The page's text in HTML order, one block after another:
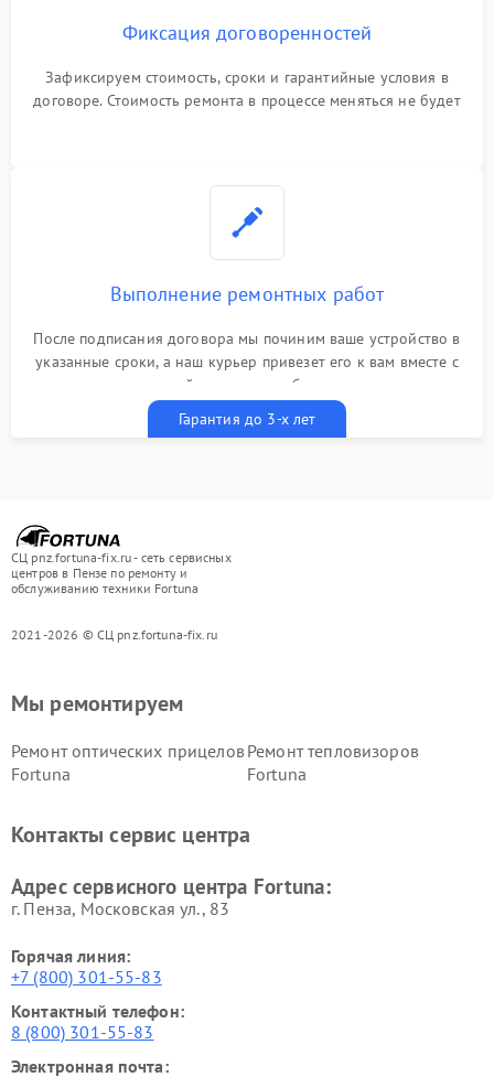
Фиксация договоренностей
Зафиксируем стоимость, сроки и гарантийные условия в
договоре. Стоимость ремонта в процессе меняться не будет
Выполнение ремонтных работ
После подписания договора мы починим ваше устройство в
указанные сроки, а наш курьер привезет его к вам вместе с
гарантийным талоном бесплатно
Гарантия до 3-х лет
СЦ pnz.fortuna-fix.ru - сеть сервисных
центров в Пензе по ремонту и
обслуживанию техники Fortuna
2021-2026 © СЦ pnz.fortuna-fix.ru
Мы ремонтируем
Ремонт оптических прицелов
Fortuna
Ремонт тепловизоров
Fortuna
Контакты сервис центра
Адрес сервисного центра Fortuna:
г. Пенза, Московская ул., 83
Горячая линия:
+7 (800) 301-55-83
Контактный телефон:
8 (800) 301-55-83
Электронная почта: